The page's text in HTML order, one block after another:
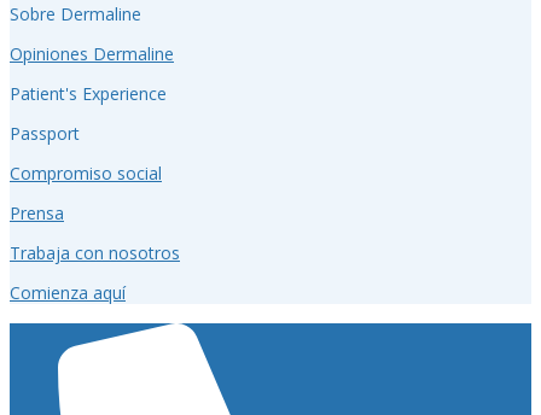
Sobre Dermaline
Opiniones Dermaline
Patient's Experience
Passport
Compromiso social
Prensa
Trabaja con nosotros
Comienza aquí